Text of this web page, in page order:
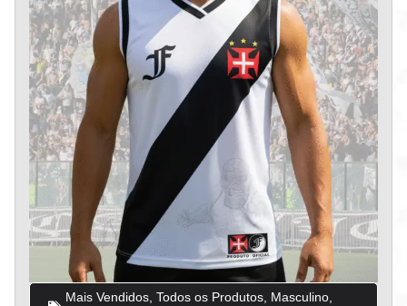
Mais Vendidos, Todos os Produtos, Masculino,